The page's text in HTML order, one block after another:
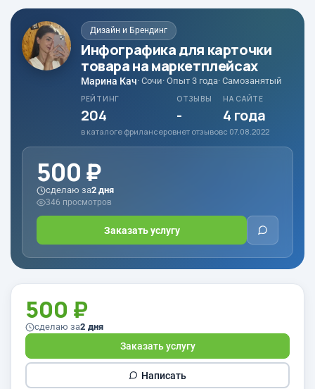
Дизайн и Брендинг
Инфографика для карточки
товара на маркетплейсах
Марина Кач· Сочи· Опыт 3 года· Самозанятый
РЕЙТИНГ
204
в каталоге фрилансеров
ОТЗЫВЫ
-
нет отзывов
НА САЙТЕ
4 года
с 07.08.2022
500 ₽
сделаю за2 дня
346 просмотров
Заказать услугу
500 ₽
сделаю за2 дня
Заказать услугу
Написать